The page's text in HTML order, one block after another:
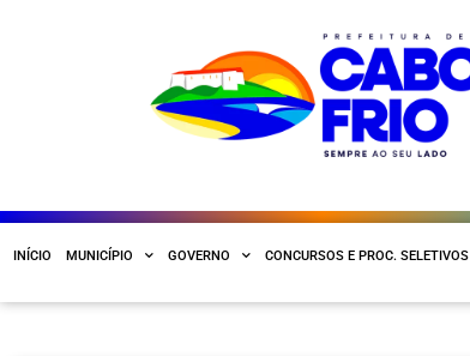
INÍCIO MUNICÍPIO GOVERNO CONCURSOS E PROC. SELETIVOS